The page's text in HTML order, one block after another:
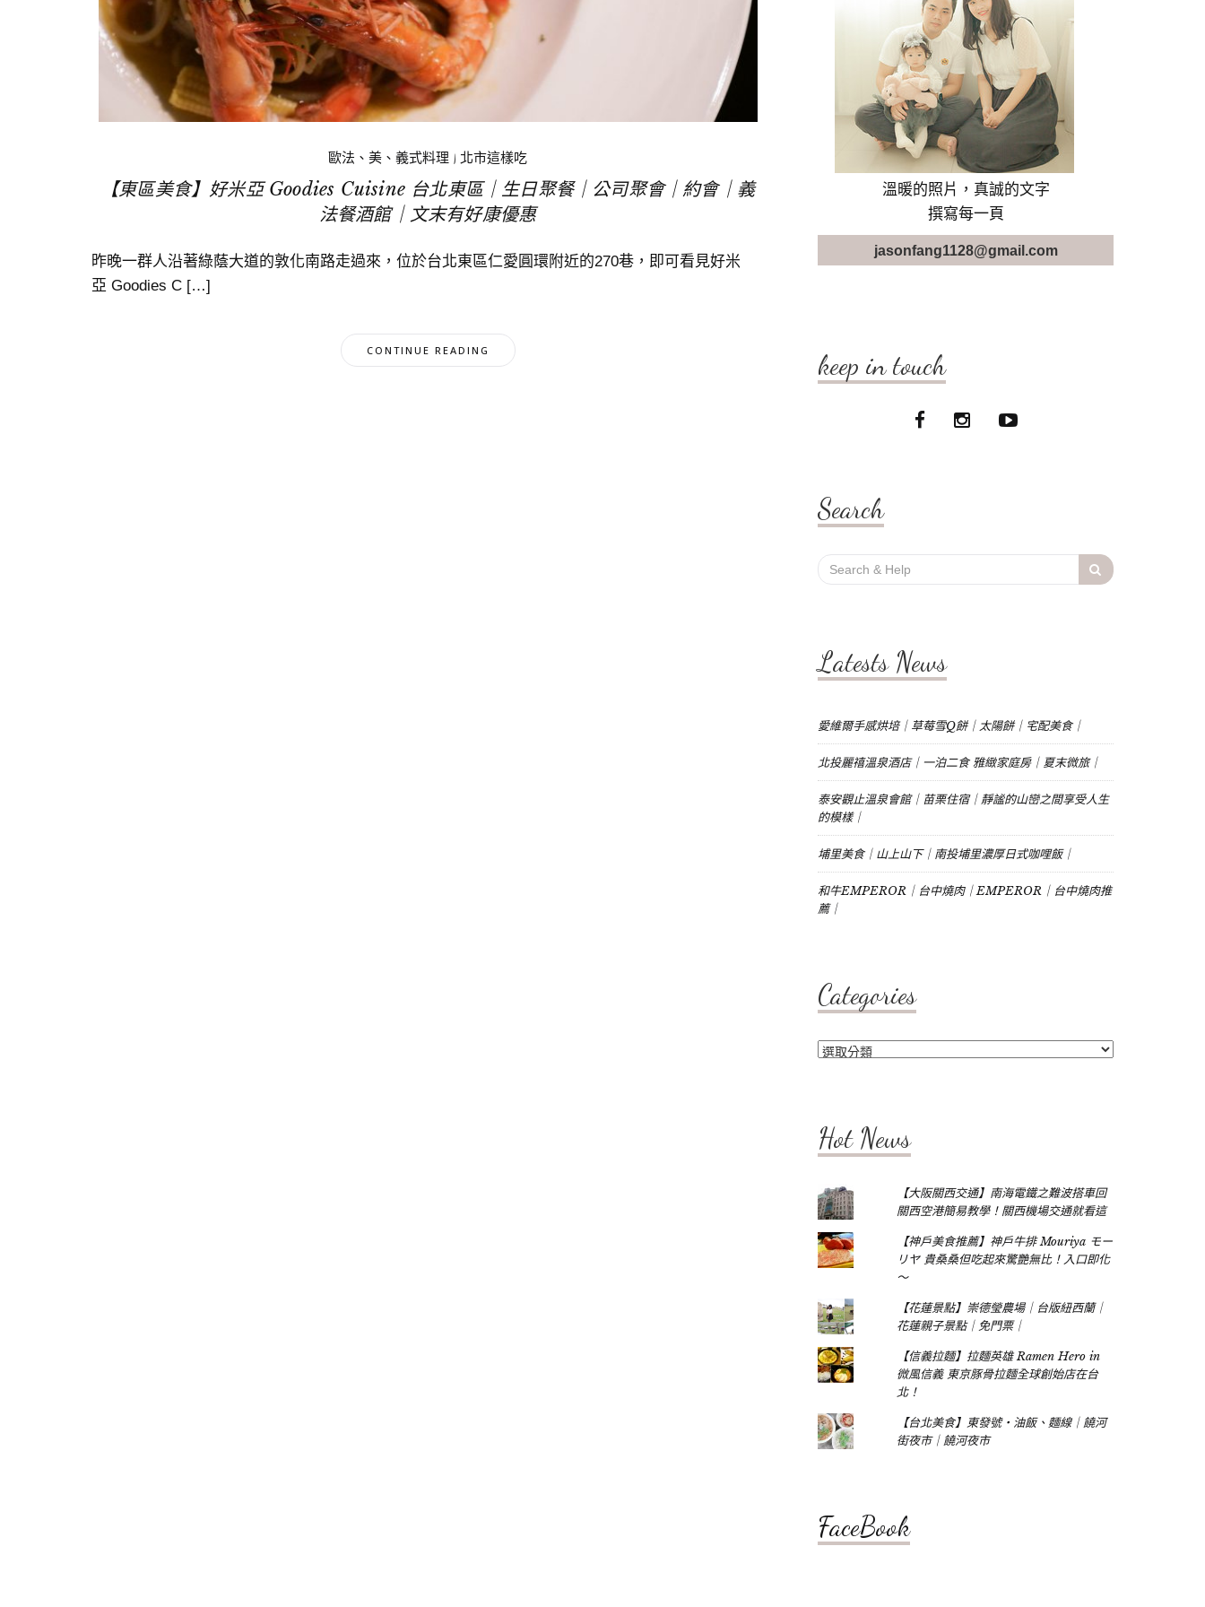
歐法、美、義式料理 | 北市這樣吃
【東區美食】好米亞 Goodies Cuisine 台北東區｜生日聚餐｜公司聚會｜約會｜義
法餐酒館｜文末有好康優惠
昨晚一群人沿著綠蔭大道的敦化南路走過來，位於台北東區仁愛圓環附近的270巷，即可看見好米
亞 Goodies C […]
CONTINUE READING
溫暖的照片，真誠的文字
撰寫每一頁
jasonfang1128@gmail.com
keep in touch
Search
Search
for:
Latests News
愛維爾手感烘培｜草莓雪Q餅｜太陽餅｜宅配美食｜
北投麗禧溫泉酒店｜一泊二食 雅緻家庭房｜夏末微旅｜
泰安觀止溫泉會館｜苗栗住宿｜靜謐的山巒之間享受人生
的模樣｜
埔里美食｜山上山下｜南投埔里濃厚日式咖哩飯｜
和牛EMPEROR｜台中燒肉｜EMPEROR｜台中燒肉推
薦｜
Categories
Categories
Hot News
【大阪關西交通】南海電鐵之難波搭車回
關西空港簡易教學！關西機場交通就看這
【神戶美食推薦】神戶牛排 Mouriya モー
リヤ 貴桑桑但吃起來驚艷無比！入口即化
～
【花蓮景點】崇德瑩農場｜台版紐西蘭｜
花蓮親子景點｜免門票｜
【信義拉麵】拉麵英雄 Ramen Hero in
微風信義 東京豚骨拉麵全球創始店在台
北！
【台北美食】東發號‧油飯、麵線｜饒河
街夜市｜饒河夜市
FaceBook